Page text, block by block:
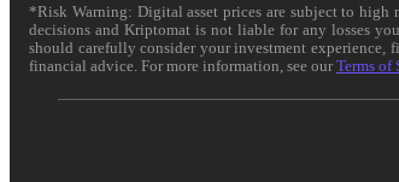
*Risk Warning: Digital asset prices are subject to
decisions and Kriptomat is not liable for any losses
should carefully consider your investment experience,
financial advice. For more information, see ourTerms of